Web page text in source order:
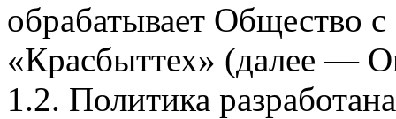
обрабатывает Общество
«Красбыттех» (далее —
1.2. Политика